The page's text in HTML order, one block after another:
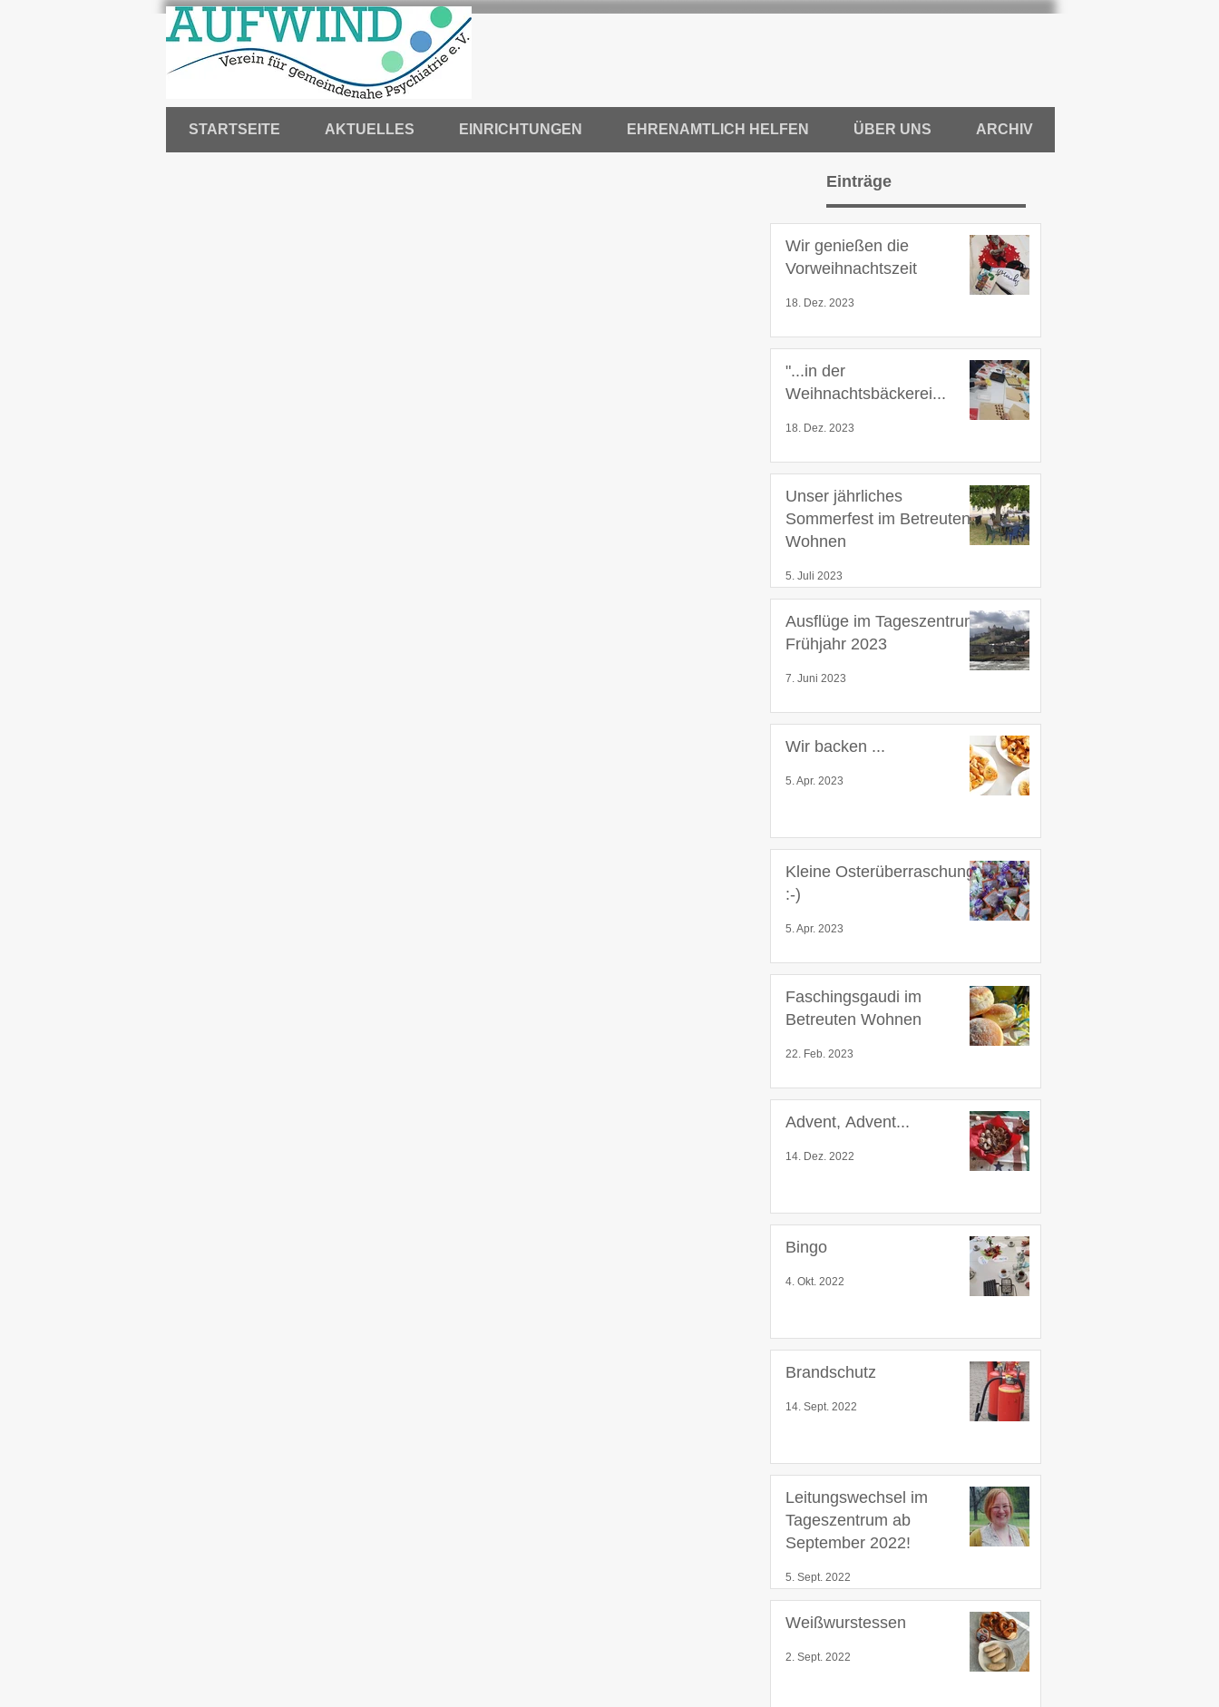
STARTSEITE AKTUELLES EINRICHTUNGEN EHRENAMTLICH HELFEN ÜBER UNS ARCHIV
Einträge
Wir genießen die
Vorweihnachtszeit
18. Dez. 2023
"...in der
Weihnachtsbäckerei...
18. Dez. 2023
Unser jährliches
Sommerfest im Betreuten
Wohnen
5. Juli 2023
Ausflüge im Tageszentrum
Frühjahr 2023
7. Juni 2023
Wir backen ...
5. Apr. 2023
Kleine Osterüberraschung
:-)
5. Apr. 2023
Faschingsgaudi im
Betreuten Wohnen
22. Feb. 2023
Advent, Advent...
14. Dez. 2022
Bingo
4. Okt. 2022
Brandschutz
14. Sept. 2022
Leitungswechsel im
Tageszentrum ab
September 2022!
5. Sept. 2022
Weißwurstessen
2. Sept. 2022